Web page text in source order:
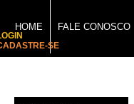
HOME FALE CONOSCO
SE